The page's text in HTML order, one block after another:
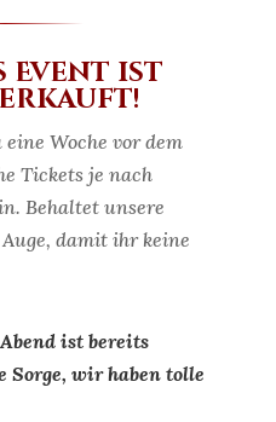
Event ist
Woche vor dem
Tickets je nach
Behaltet unsere
damit ihr keine
ist bereits
Sorge, wir haben tolle